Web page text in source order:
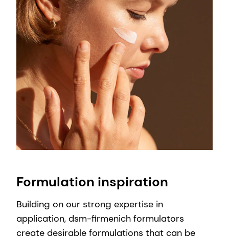
Formulation inspiration
Building on our strong expertise in
application, dsm-firmenich formulators
create desirable formulations that can be